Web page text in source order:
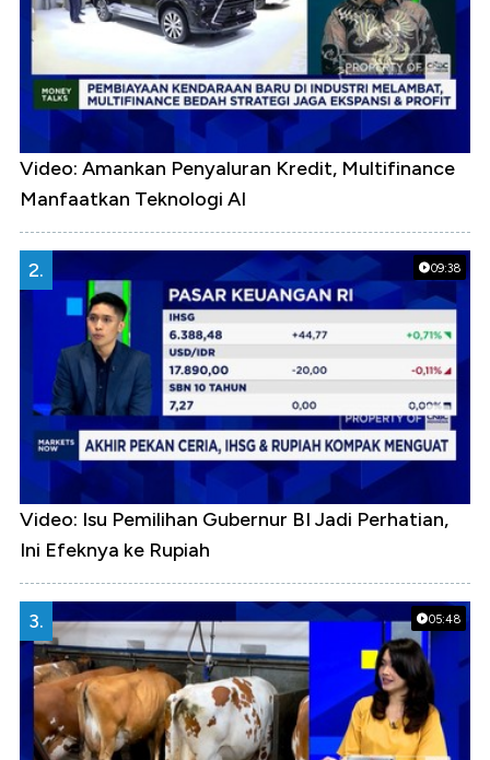
Video: Amankan Penyaluran Kredit, Multifinance
Manfaatkan Teknologi AI
09:38
2.
Video: Isu Pemilihan Gubernur BI Jadi Perhatian,
Ini Efeknya ke Rupiah
05:48
3.